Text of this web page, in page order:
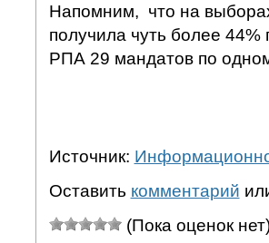
Напомним, что на
получила чуть более
РПА 29 мандатов по
Источник:
Оставить комментарий
(Пока оценок